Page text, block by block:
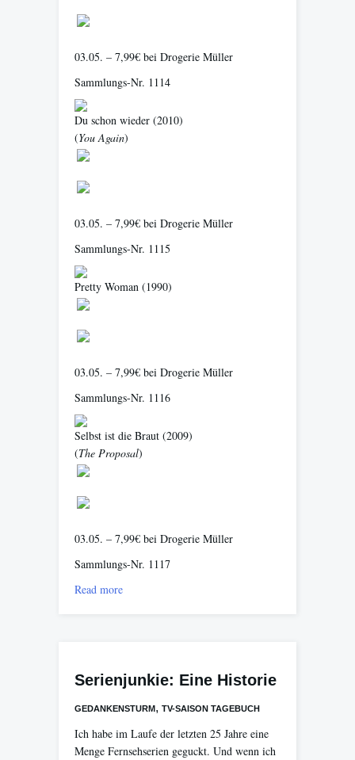
03.05. – 7,99€ bei Drogerie Müller
Sammlungs-Nr. 1114
Du schon wieder (2010)
(You Again)
03.05. – 7,99€ bei Drogerie Müller
Sammlungs-Nr. 1115
Pretty Woman (1990)
03.05. – 7,99€ bei Drogerie Müller
Sammlungs-Nr. 1116
Selbst ist die Braut (2009)
(The Proposal)
03.05. – 7,99€ bei Drogerie Müller
Sammlungs-Nr. 1117
Read more
Serienjunkie: Eine Historie
GEDANKENSTURM, TV-SAISON TAGEBUCH
Ich habe im Laufe der letzten 25 Jahre eine
Menge Fernsehserien geguckt. Und wenn ich